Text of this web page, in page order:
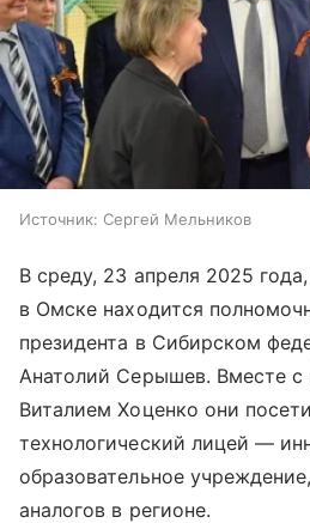
Источник: Сергей Мельников
В среду, 23 апреля 2025
в Омске находится
президента в Сибирском
Анатолий Серышев. Вместе с
Виталием Хоценко они
технологический лицей —
образовательное
аналогов в регионе.